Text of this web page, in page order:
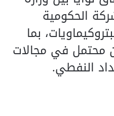
الحكومية
بما
محتمل في مجالات
النفطي.